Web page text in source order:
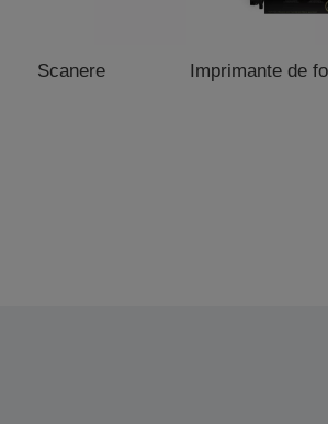
Scanere Imprimante de